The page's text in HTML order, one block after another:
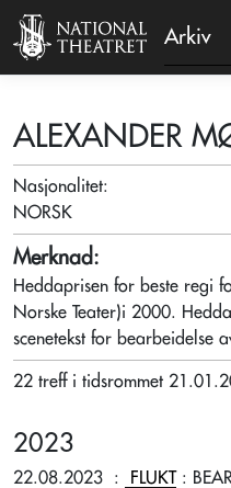
Arkiv
ALEXANDER
Nasjonalitet:
NORSK
Merknad:
Heddaprisen for beste regi
Norske Teater)i 2000.
scenetekst for bearbeidelse
22 treff i tidsrommet
2023
22.08.2023 : FLUKT: